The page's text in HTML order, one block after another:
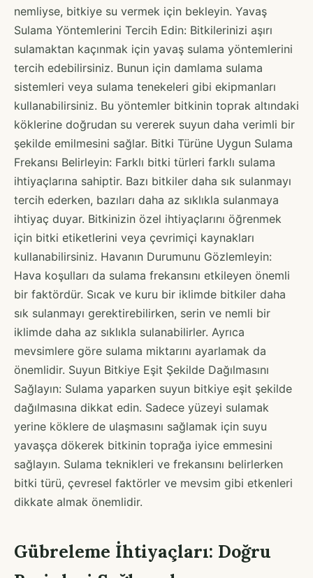
nemliyse, bitkiye su vermek için bekleyin. Yavaş
Sulama Yöntemlerini Tercih Edin: Bitkilerinizi aşırı
sulamaktan kaçınmak için yavaş sulama yöntemlerini
tercih edebilirsiniz. Bunun için damlama sulama
sistemleri veya sulama tenekeleri gibi ekipmanları
kullanabilirsiniz. Bu yöntemler bitkinin toprak altındaki
köklerine doğrudan su vererek suyun daha verimli bir
şekilde emilmesini sağlar. Bitki Türüne Uygun Sulama
Frekansı Belirleyin: Farklı bitki türleri farklı sulama
ihtiyaçlarına sahiptir. Bazı bitkiler daha sık sulanmayı
tercih ederken, bazıları daha az sıklıkla sulanmaya
ihtiyaç duyar. Bitkinizin özel ihtiyaçlarını öğrenmek
için bitki etiketlerini veya çevrimiçi kaynakları
kullanabilirsiniz. Havanın Durumunu Gözlemleyin:
Hava koşulları da sulama frekansını etkileyen önemli
bir faktördür. Sıcak ve kuru bir iklimde bitkiler daha
sık sulanmayı gerektirebilirken, serin ve nemli bir
iklimde daha az sıklıkla sulanabilirler. Ayrıca
mevsimlere göre sulama miktarını ayarlamak da
önemlidir. Suyun Bitkiye Eşit Şekilde Dağılmasını
Sağlayın: Sulama yaparken suyun bitkiye eşit şekilde
dağılmasına dikkat edin. Sadece yüzeyi sulamak
yerine köklere de ulaşmasını sağlamak için suyu
yavaşça dökerek bitkinin toprağa iyice emmesini
sağlayın. Sulama teknikleri ve frekansını belirlerken
bitki türü, çevresel faktörler ve mevsim gibi etkenleri
dikkate almak önemlidir.
Gübreleme İhtiyaçları: Doğru